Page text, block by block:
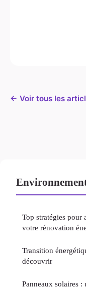
← Voir tous les
Top stratégies pour
votre rénovation
Transition
découvrir
Panneaux solaires